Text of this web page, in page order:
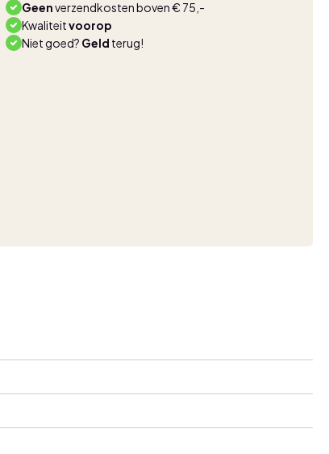
Geenverzendkosten boven € 75,-
Kwaliteitvoorop
Niet goed? Geld terug!